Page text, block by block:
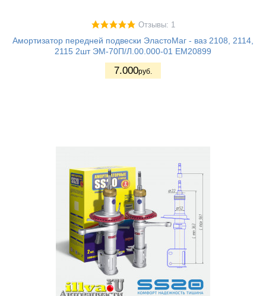
Отзывы: 1
Амортизатор передней подвески ЭластоМаг - ваз 2108, 2114,
2115 2шт ЭМ-70П/Л.00.000-01 EM20899
7.000руб.